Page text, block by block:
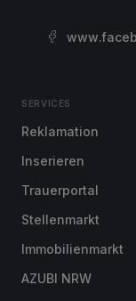
SERVICES
Reklamation
Inserieren
Trauerportal
Stellenmarkt
Immobilienmarkt
AZUBI NRW